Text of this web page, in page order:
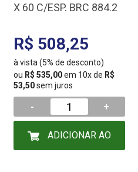
X 60 C/ESP. BRC 884.2
R$ 508,25
à vista (5% de desconto)
ou R$ 535,00em 10x de R$
53,50sem juros
- +